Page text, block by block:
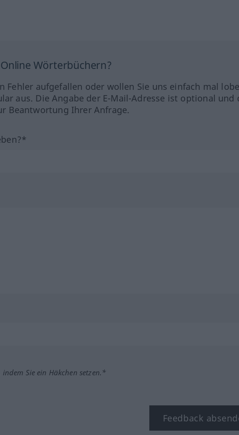
Wörterbüchern?
Fehler aufgefallen oder wollen Sie uns einfach mal
aus. Die Angabe der E-Mail-Adresse ist optional und
Beantwortung Ihrer Anfrage.
Sie ein Häkchen setzen.*
Feedback